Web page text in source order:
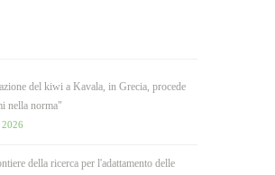
del kiwi a Kavala, in Grecia, procede
nella norma"
della ricerca per l'adattamento delle